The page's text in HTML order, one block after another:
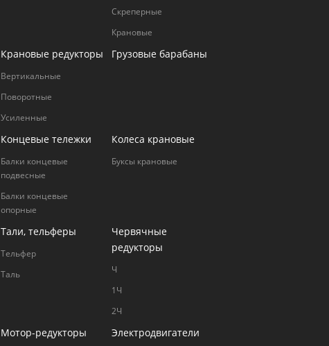
Cкреперные
Крановые
Крановые редукторы
Вертикальные
Поворотные
Усиленные
Грузовые барабаны
Концевые тележки
Балки концевые
подвесные
Балки концевые
опорные
Колеса крановые
Буксы крановые
Тали, тельферы
Тельфер
Таль
Червячные
редукторы
Ч
1Ч
2Ч
Мотор-редукторы Электродвигатели